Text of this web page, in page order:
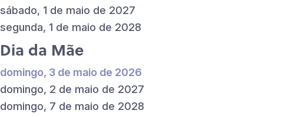
sábado, 1 de maio de 2027
segunda, 1 de maio de 2028
Dia da Mãe
domingo, 3 de maio de 2026
domingo, 2 de maio de 2027
domingo, 7 de maio de 2028